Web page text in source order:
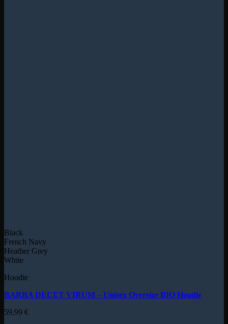
Black
French Navy
Heather Grey
White
Hoodie
BARBA DECET VIRUM – Unisex Oversize BIO Hoodie
59,99 €